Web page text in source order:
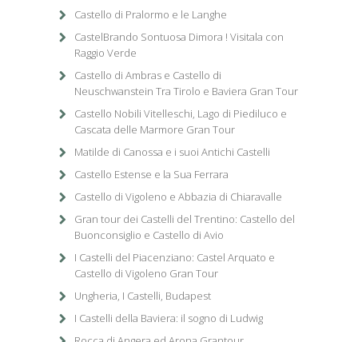
Castello di Pralormo e le Langhe
CastelBrando Sontuosa Dimora ! Visitala con
Raggio Verde
Castello di Ambras e Castello di
Neuschwanstein Tra Tirolo e Baviera Gran Tour
Castello Nobili Vitelleschi, Lago di Piediluco e
Cascata delle Marmore Gran Tour
Matilde di Canossa e i suoi Antichi Castelli
Castello Estense e la Sua Ferrara
Castello di Vigoleno e Abbazia di Chiaravalle
Gran tour dei Castelli del Trentino: Castello del
Buonconsiglio e Castello di Avio
I Castelli del Piacenziano: Castel Arquato e
Castello di Vigoleno Gran Tour
Ungheria, I Castelli, Budapest
I Castelli della Baviera: il sogno di Ludwig